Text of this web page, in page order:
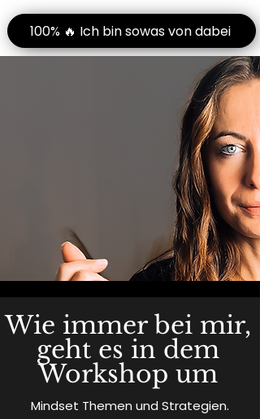
100% 🔥 Ich bin sowas von dabei
Wie immer bei mir,
geht es in dem
Workshop um
Mindset Themen und Strategien.